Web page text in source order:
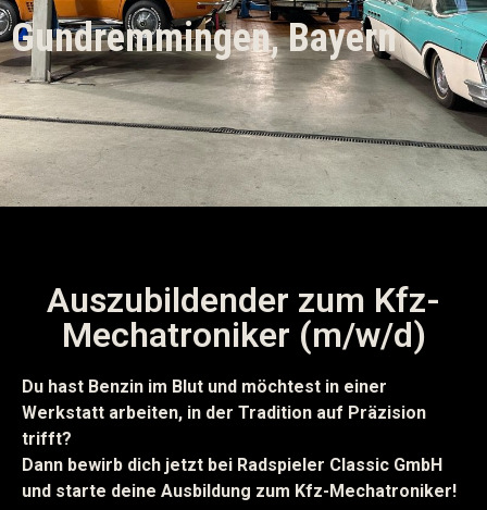
Gundremmingen, Bayern
Auszubildender zum Kfz-
Mechatroniker (m/w/d)
Du hast Benzin im Blut und möchtest in einer
Werkstatt arbeiten, in der Tradition auf Präzision
trifft?
Dann bewirb dich jetzt bei Radspieler Classic GmbH
und starte deine Ausbildung zum Kfz-Mechatroniker!